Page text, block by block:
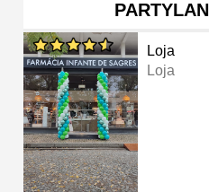
Loja
Loja